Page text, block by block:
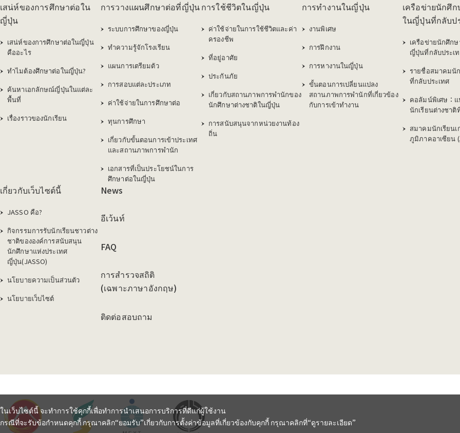
เสน่ห์ของการศึกษาต่อใน
ญี่ปุ่น
เสน่ห์ของการศึกษาต่อในญี่ปุ่น
คืออะไร
ทำไมต้องศึกษาต่อในญี่ปุ่น?
ค้นหาเอกลักษณ์ญี่ปุ่นในแต่ละ
พื้นที่
เรื่องราวของนักเรียน
การวางแผนศึกษาต่อที่ญี่ปุ่น
ระบบการศึกษาของญี่ปุ่น
ทำความรู้จักโรงเรียน
แผนการเตรียมตัว
การสอบแต่ละประเภท
ค่าใช้จ่ายในการศึกษาต่อ
ทุนการศึกษา
เกี่ยวกับขั้นตอนการเข้าประเทศ
และสถานภาพการพำนัก
เอกสารที่เป็นประโยชน์ในการ
ศึกษาต่อในญี่ปุ่น
การใช้ชีวิตในญี่ปุ่น
ค่าใช้จ่ายในการใช้ชีวิตและค่า
ครองชีพ
ที่อยู่อาศัย
ประกันภัย
เกี่ยวกับสถานภาพการพำนักของ
นักศึกษาต่างชาติในญี่ปุ่น
การสนับสนุนจากหน่วยงานท้อง
ถิ่น
การทำงานในญี่ปุ่น
งานพิเศษ
การฝึกงาน
การหางานในญี่ปุ่น
ขั้นตอนการเปลี่ยนแปลง
สถานภาพการพำนักที่เกี่ยวข้อง
กับการเข้าทำงาน
เครือข่ายนักศึ
ในญี่ปุ่นที่กลับป
เครือข่ายนักศึก
ญี่ปุ่นที่กลับประเ
รายชื่อสมาคมนั
ที่กลับประเทศ
คอลัมน์พิเศษ：
นักเรียนต่างชาติ
สมาคมนักเรียน
ภูมิภาคอาเซียน
เกี่ยวกับเว็บไซต์นี้
JASSO คือ?
กิจกรรมการรับนักเรียนชาวต่าง
ชาติขององค์การสนับสนุน
นักศึกษาแห่งประเทศ
ญี่ปุ่น(JASSO)
นโยบายความเป็นส่วนตัว
นโยบายเว็บไซต์
News
อีเว้นท์
FAQ
การสำรวจสถิติ
(เฉพาะภาษาอังกฤษ)
ติดต่อสอบถาม
ในเว็บไซต์นี้ จะทำการใช้คุกกี้เพื่อทำการนำเสนอการบริการที่ดีแก่ผู้ใช้งาน
กรณีที่จะรับข้อกำหนดคุกกี้ กรุณาคลิก“ยอมรับ”เกี่ยวกับการตั้งค่าข้อมูลที่เกี่ยวข้องกับคุกกี้ กรุณาคลิกที่“ดูรายละเอียด”